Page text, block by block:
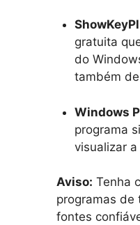
gratuita
do
também
Windows
programa
visualizar
Aviso: Tenha
programas de
fontes